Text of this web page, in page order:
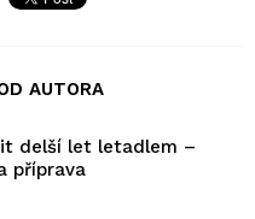
AUTORA
delší let letadlem –
příprava